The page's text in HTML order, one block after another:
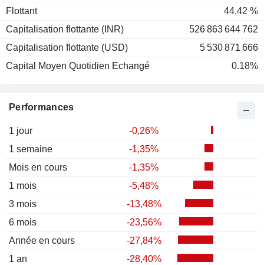
Performances
1 jour
-0,26%
1 semaine
-1,35%
Mois en cours
-1,35%
1 mois
-5,48%
3 mois
-13,48%
6 mois
-23,56%
Année en cours
-27,84%
1 an
-28,40%
Flottant
44.42 %
Capitalisation flottante (INR)
526 863 644 762
Capitalisation flottante (USD)
5 530 871 666
Capital Moyen Quotidien Echangé
0.18%